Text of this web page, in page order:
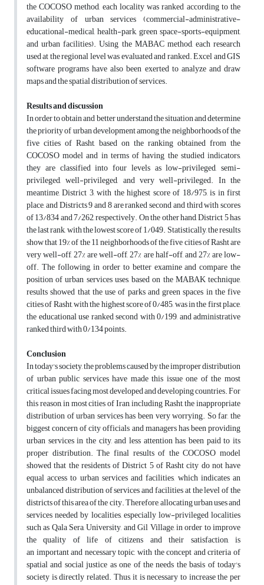
the COCOSO method, each locality was ranked according to the
availability of urban services (commercial-administrative-
educational-medical, health-park, green space-sports-equipment,
and urban facilities). Using the MABAC method, each research
used at the regional level was evaluated and ranked. Excel and GIS
software programs have also been exerted to analyze and draw
maps and the spatial distribution of services.
Results and discussion
In order to obtain and better understand the situation and determine
the priority of urban development among the neighborhoods of the
five cities of Rasht, based on the ranking obtained from the
COCOSO model and in terms of having the studied indicators,
they are classified into four levels as low-privileged, semi-
privileged, well-privileged, and very well-privileged. In the
meantime, District 3, with the highest score of 18/975, is in first
place, and Districts 9 and 8 are ranked second and third with scores
of 13/834 and 7/262, respectively. On the other hand, District 5 has
the last rank, with the lowest score of 1/049. Statistically, the results
show that 19% of the 11 neighborhoods of the five cities of Rasht are
very well-off, 27% are well-off, 27% are half-off, and 27% are low-
off. The following, in order to better examine and compare the
position of urban services uses, based on the MABAK technique,
results showed that the use of parks and green spaces in the five
cities of Rasht, with the highest score of 0/485, was in the first place,
the educational use ranked second with 0/199, and administrative
ranked third with 0/134 points.
Conclusion
In today's society, the problems caused by the improper distribution
of urban public services have made this issue one of the most
critical issues facing most developed and developing countries. For
this reason, in most cities of Iran, including Rasht, the inappropriate
distribution of urban services has been very worrying. So far, the
biggest concern of city officials and managers has been providing
urban services in the city, and less attention has been paid to its
proper distribution. The final results of the COCOSO model
showed that the residents of District 5 of Rasht city do not have
equal access to urban services and facilities, which indicates an
unbalanced distribution of services and facilities at the level of the
districts of this area of the city. Therefore, allocating urban uses and
services needed by localities, especially low-privileged localities
such as Qala Sera, University, and Gil Village, in order to improve
the quality of life of citizens and their satisfaction, is
an important and necessary topic, with the concept and criteria of
spatial and social justice as one of the needs the basis of today's
society is directly related. Thus, it is necessary to increase the per